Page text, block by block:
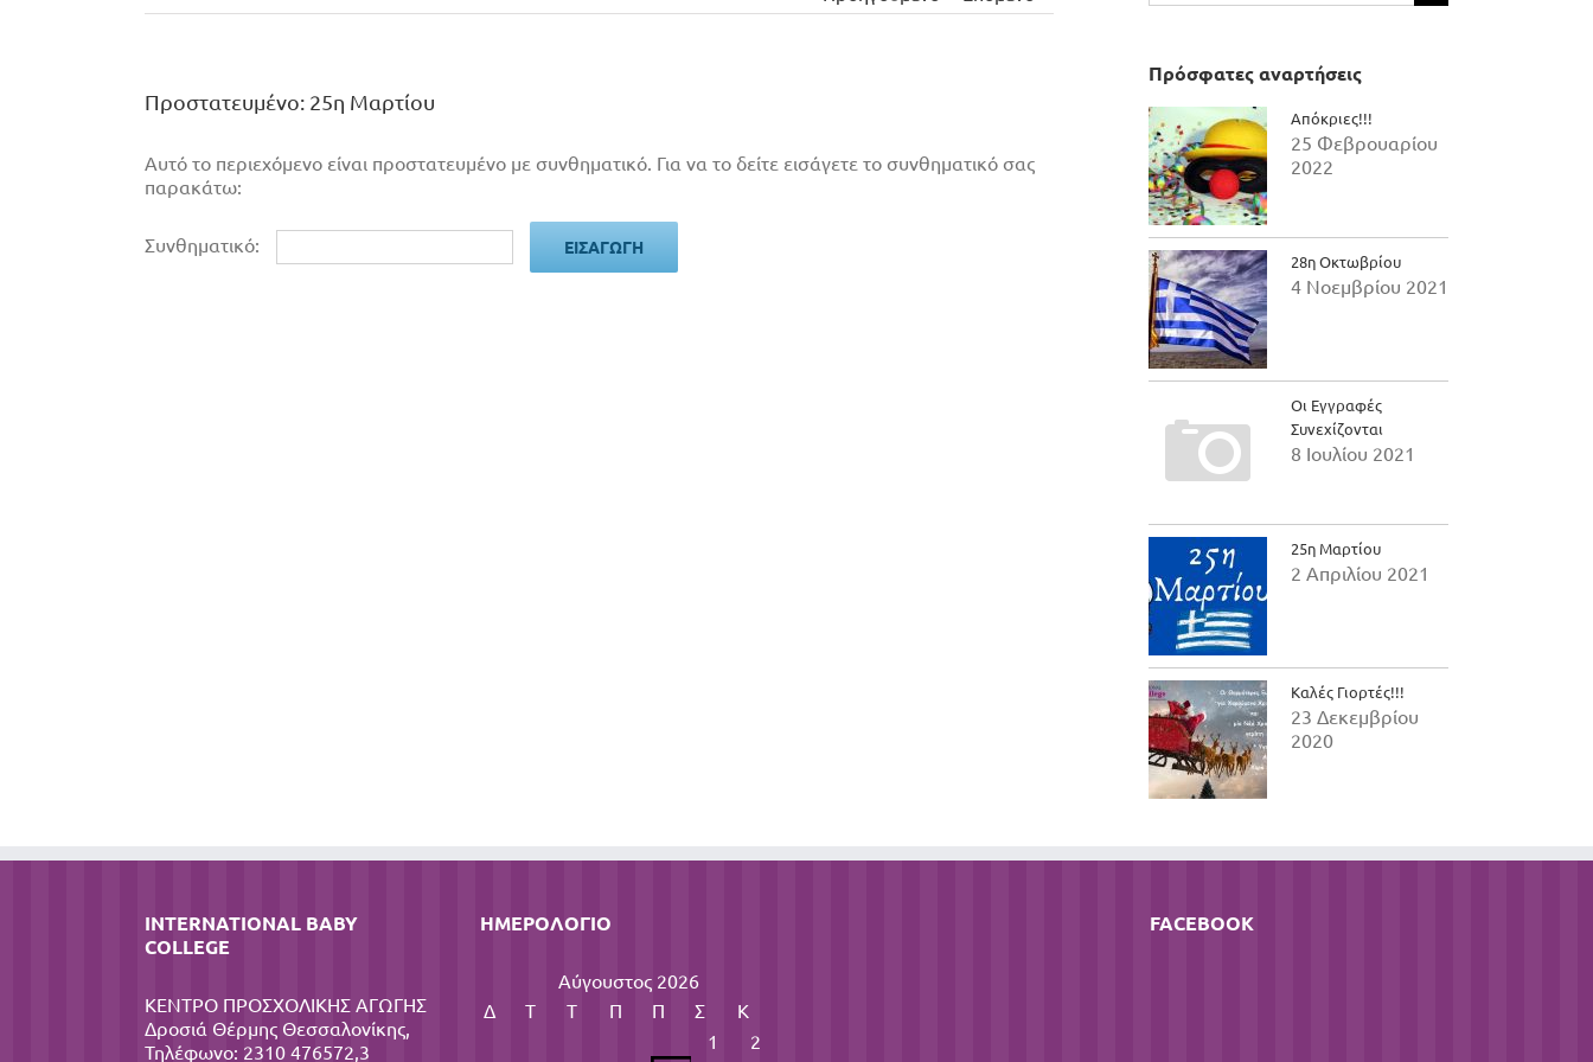
Πρoστατευμένο: 25η Μαρτίου
Αυτό το περιεχόμενο είναι προστατευμένο με συνθηματικό. Για να το δείτε εισάγετε το συνθηματικό σας
παρακάτω:
Συνθηματικό:
για:
Πρόσφατες αναρτήσεις
Απόκριες!!!
25 Φεβρουαρίου
2022
28η Οκτωβρίου
4 Νοεμβρίου 2021
Οι Εγγραφές
Συνεχίζονται
8 Ιουλίου 2021
25η Μαρτίου
2 Απριλίου 2021
Καλές Γιορτές!!!
23 Δεκεμβρίου
2020
INTERNATIONAL BABY
COLLEGE
ΚΕΝΤΡΟ ΠΡΟΣΧΟΛΙΚΗΣ ΑΓΩΓΗΣ
Δροσιά Θέρμης Θεσσαλονίκης,
Τηλέφωνο: 2310 476572,3
ΗΜΕΡΟΛΌΓΙΟ
Αύγουστος 2026
Δ
Τ Τ Π Π Σ
Κ
1
2
FACEBOOK